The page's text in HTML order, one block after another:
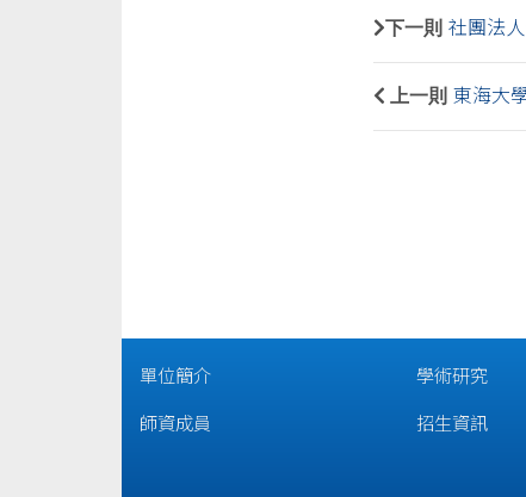
下一則 社團法
上一則 東海大
單位簡介
師資成員
學術研究
招生資訊